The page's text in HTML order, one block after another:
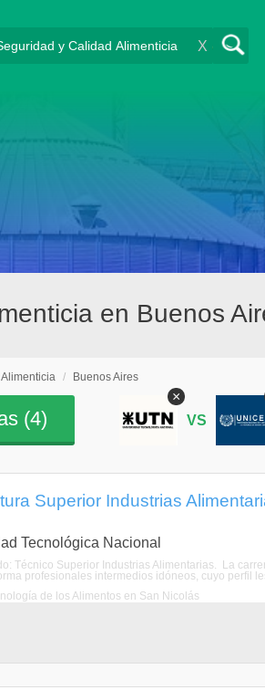
X
en Buenos
/ Buenos Aires
(4)
×
VS
Superior Industrias
Tecnológica Nacional
Técnico Superior Industrias Alimentarias. La
profesionales intermedios idóneos, cuyo perfil
de los Alimentos en San Nicolás